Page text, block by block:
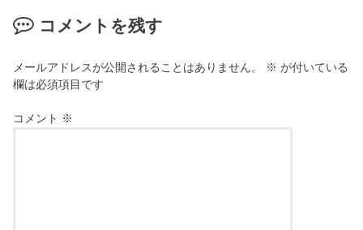
コメントを残す
メールアドレスが公開されることはありません。 ※ が付いている
欄は必須項目です
コメント ※